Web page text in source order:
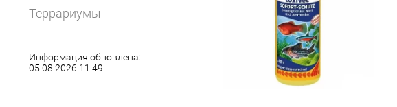
Террариумы
Информация обновлена:
05.08.2026 11:49